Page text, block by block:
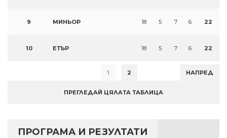
9 МИНЬОР 18 5 7 6 22
10 ЕТЪР 18 5 7 6 22
1 2 НАПРЕД
ПРЕГЛЕДАЙ ЦЯЛАТА ТАБЛИЦА
ПРОГРАМА И РЕЗУЛТАТИ